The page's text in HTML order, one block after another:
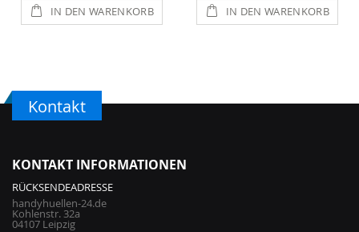
IN DEN WARENKORB IN DEN WARENKORB
Kontakt
KONTAKT INFORMATIONEN
RÜCKSENDEADRESSE
handyhuellen-24.de
Kohlenstr. 32a
04107 Leipzig